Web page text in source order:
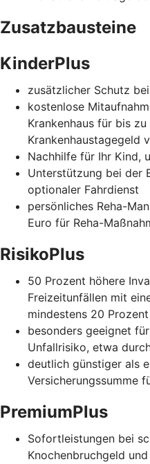
Zusatzbausteine
KinderPlus
zusätzlicher Schutz
kostenlose
Krankenhaus für bis
Krankenhaustagegeld
Nachhilfe für Ihr Kind,
Unterstützung bei der
optionaler Fahrdienst
persönliches Reha-
Euro für Reha-
RisikoPlus
50 Prozent höhere
Freizeitunfällen mit
mindestens 20 Prozent
besonders geeignet
Unfallrisiko, etwa
deutlich günstiger als
Versicherungssumme
PremiumPlus
Sofortleistungen bei
Knochenbruchgeld